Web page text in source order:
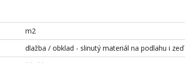
m2
dlažba / obklad - slinutý materiál na podlahu i zeď